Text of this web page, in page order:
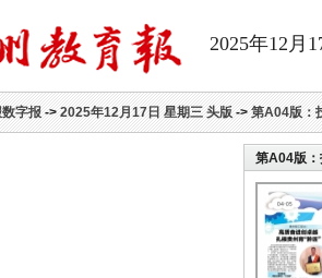
2025年12月
字报->2025年12月17日 星期三 头版->第A04版：
第A04版：